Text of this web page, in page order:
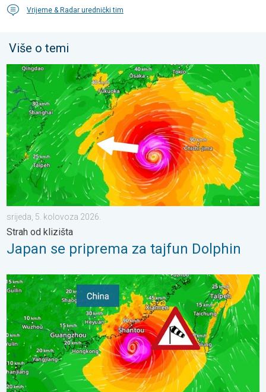
Vrijeme & Radar urednički tim
Više o temi
Japan se priprema za tajfun Dolphin. Strah od klizišta. . .
srijeda, 5. kolovoza 2026.
Strah od klizišta
Japan se priprema za tajfun Dolphin
Upozorenje na tajfun za Kinu. Do 500 litara kiše. . . petak, 24.